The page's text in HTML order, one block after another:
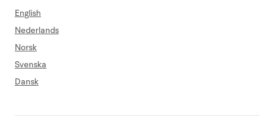
English
Nederlands
Norsk
Svenska
Dansk